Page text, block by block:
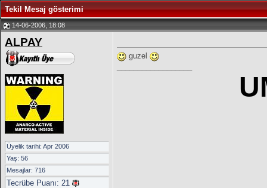
Tekil Mesaj gösterimi
14-06-2006, 18:08
ALPAY
Üyelik tarihi: Apr 2006
Yaş: 56
Mesajlar: 716
Tecrübe Puanı: 21
guzel